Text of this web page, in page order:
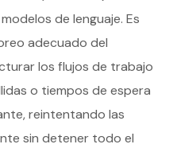
de lenguaje. Es
adecuado del
los flujos de trabajo
o tiempos de espera
reintentando las
sin detener todo el